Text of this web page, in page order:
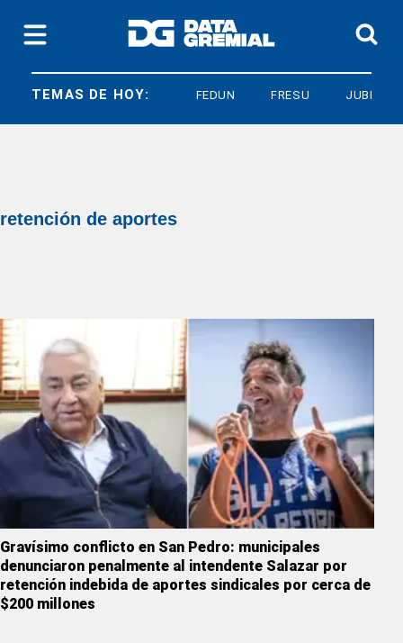
TEMAS DE HOY: FEDUN FRESU
retención de aportes
Gravísimo conflicto en San Pedro: municipales
denunciaron penalmente al intendente Salazar por
retención indebida de aportes sindicales por cerca de
$200 millones